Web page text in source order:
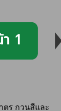
ตร กวนสีและ